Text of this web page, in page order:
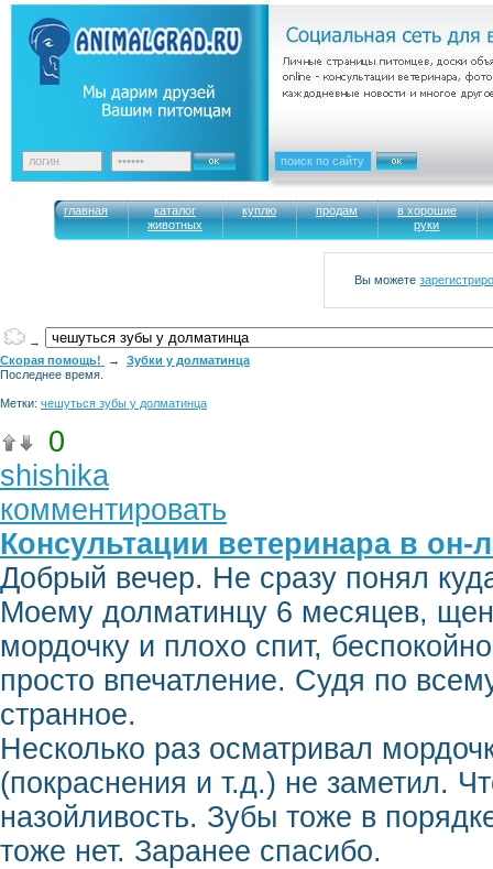
главная
каталог
животных
куплю продам
в хорошие
руки
Вы можете
→
Скорая помощь!
→ Зубки у долматинца
Последнее время.
Метки: чешуться зубы у долматинца
0
shishika
комментировать
Консультации ветеринара в
Добрый вечер. Не сразу понял
Моему долматинцу 6 месяцев,
мордочку и плохо спит,
просто впечатление. Судя по
странное.
Несколько раз осматривал
(покраснения и т.д.) не заметил.
назойливость. Зубы тоже в
тоже нет. Заранее спасибо.